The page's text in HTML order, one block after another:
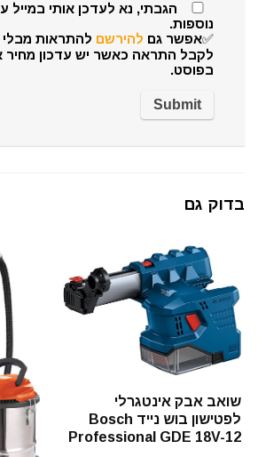
הגבתי, נא לעדכן אותי במייל
נוספות.
✅אפשר גם להירשם להתראות
לקבל התראה כאשר יש עדכון מחיר
בפוסט.
בדוק גם
שואב אבק אינטגרלי
לפטישון בוש נייד Bosch
Professional GDE 18V-12